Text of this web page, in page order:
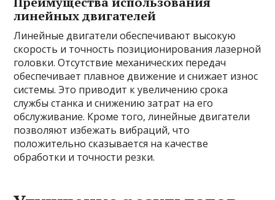
линейных двигателей
Линейные двигатели обеспечивают высокую
скорость и точность позиционирования лазерной
головки. Отсутствие механических передач
обеспечивает плавное движение и снижает износ
системы. Это приводит к увеличению срока
службы станка и снижению затрат на его
обслуживание. Кроме того, линейные двигатели
позволяют избежать вибраций, что
положительно сказывается на качестве
обработки и точности резки.